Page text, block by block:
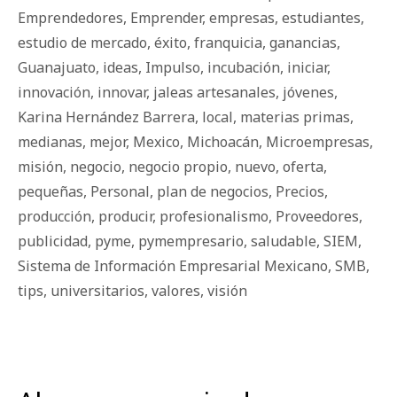
Emprendedores, Emprender, empresas, estudiantes,
estudio de mercado, éxito, franquicia, ganancias,
Guanajuato, ideas, Impulso, incubación, iniciar,
innovación, innovar, jaleas artesanales, jóvenes,
Karina Hernández Barrera, local, materias primas,
medianas, mejor, Mexico, Michoacán, Microempresas,
misión, negocio, negocio propio, nuevo, oferta,
pequeñas, Personal, plan de negocios, Precios,
producción, producir, profesionalismo, Proveedores,
publicidad, pyme, pymempresario, saludable, SIEM,
Sistema de Información Empresarial Mexicano, SMB,
tips, universitarios, valores, visión